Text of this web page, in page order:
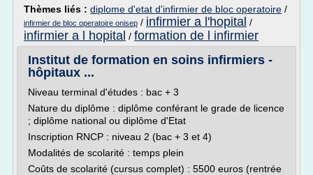
Thèmes liés : diplome d'etat d'infirmier de bloc operatoire /
infirmier de bloc operatoire onisep / infirmier a l'hopital /
infirmier a l hopital / formation de l infirmier
Institut de formation en soins infirmiers -
hôpitaux ...
Niveau terminal d'études : bac + 3
Nature du diplôme : diplôme conférant le grade de licence
; diplôme national ou diplôme d'Etat
Inscription RNCP : niveau 2 (bac + 3 et 4)
Modalités de scolarité : temps plein
Coûts de scolarité (cursus complet) : 5500 euros (rentrée